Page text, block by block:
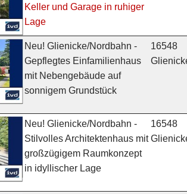
Keller und Garage in ruhiger
Lage
Neu! Glienicke/Nordbahn -
Gepflegtes Einfamilienhaus
mit Nebengebäude auf
sonnigem Grundstück
16548
Neu! Glienicke/Nordbahn -
Stilvolles Architektenhaus mit
großzügigem Raumkonzept
in idyllischer Lage
16548